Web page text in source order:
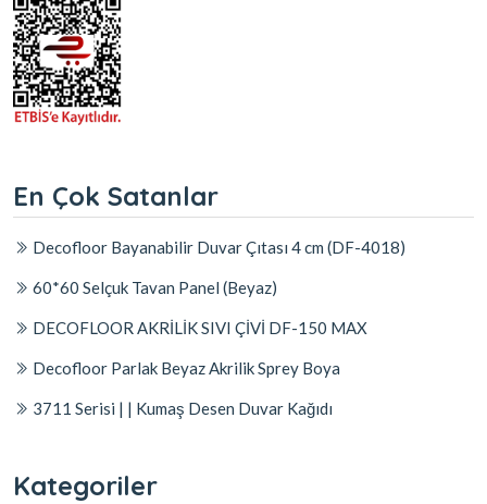
En Çok Satanlar
Decofloor Bayanabilir Duvar Çıtası 4 cm (DF-4018)
60*60 Selçuk Tavan Panel (Beyaz)
DECOFLOOR AKRİLİK SIVI ÇİVİ DF-150 MAX
Decofloor Parlak Beyaz Akrilik Sprey Boya
3711 Serisi | | Kumaş Desen Duvar Kağıdı
Kategoriler